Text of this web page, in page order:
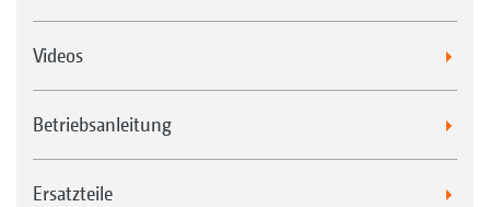
Videos
Betriebsanleitung
Ersatzteile